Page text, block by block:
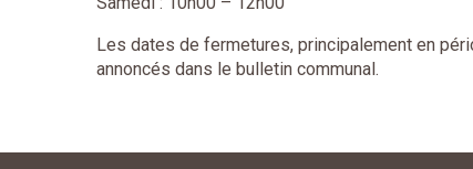
Les dates de fermetures, principalement en
annoncés dans le bulletin communal.